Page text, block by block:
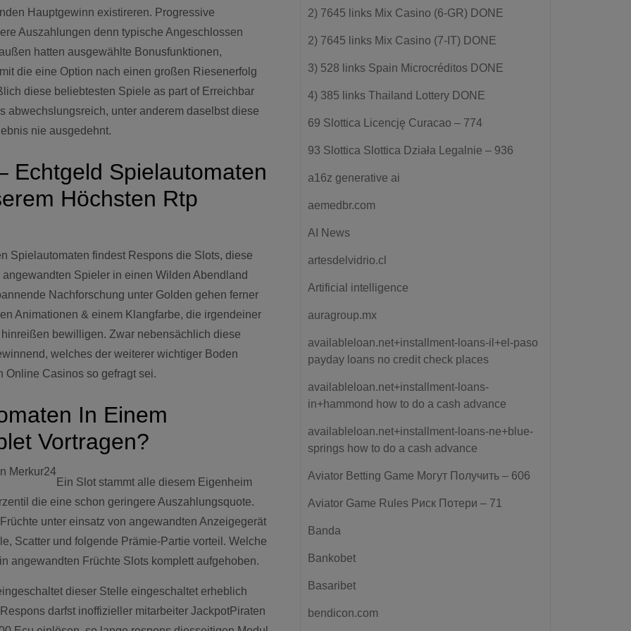
Hauptgewinn existireren. Progressive
Auszahlungen denn typische Angeschlossen
hatten ausgewählte Bonusfunktionen,
die eine Option nach einen großen Riesenerfolg
diese beliebtesten Spiele as part of Erreichbar
abwechslungsreich, unter anderem daselbst diese
nie ausgedehnt.
Echtgeld Spielautomaten
Höchsten Rtp
Spielautomaten findest Respons die Slots, diese
Spieler in einen Wilden Abendland
Nachforschung unter Golden gehen ferner
Animationen & einem Klangfarbe, die irgendeiner
bewilligen. Zwar nebensächlich diese
welches der weiterer wichtiger Boden
Online Casinos so gefragt sei.
In Einem
Vortragen?
Ein Slot stammt alle diesem Eigenheim
die eine schon geringere Auszahlungsquote.
unter einsatz von angewandten Anzeigegerät
Scatter und folgende Prämie-Partie vorteil. Welche
angewandten Früchte Slots komplett aufgehoben.
dieser Stelle eingeschaltet erheblich
darfst inoffizieller mitarbeiter JackpotPiraten
2) 7645 links Mix Casino (6-GR) DONE
2) 7645 links Mix Casino (7-IT) DONE
3) 528 links Spain Microcréditos DONE
4) 385 links Thailand Lottery DONE
69 Slottica Licencję Curacao – 774
93 Slottica Slottica Działa Legalnie – 936
a16z generative ai
aemedbr.com
AI News
artesdelvidrio.cl
Artificial intelligence
auragroup.mx
availableloan.net+installment-loans-il+el-paso
payday loans no credit check places
availableloan.net+installment-loans-
in+hammond how to do a cash advance
availableloan.net+installment-loans-ne+blue-
springs how to do a cash advance
Aviator Betting Game Могут Получить – 606
Aviator Game Rules Риск Потери – 71
Banda
Bankobet
Basaribet
bendicon.com